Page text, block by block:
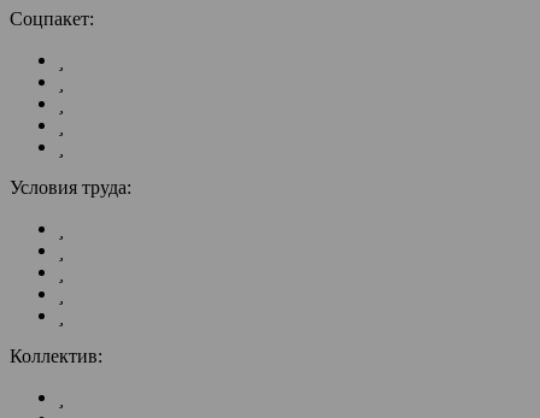
Соцпакет:
Условия труда:
Коллектив: